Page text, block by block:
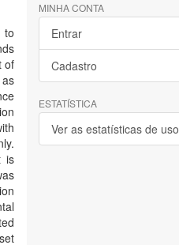
to
of
is
MINHA CONTA
Entrar
Cadastro
ESTATÍSTICA
Ver as estatísticas de uso